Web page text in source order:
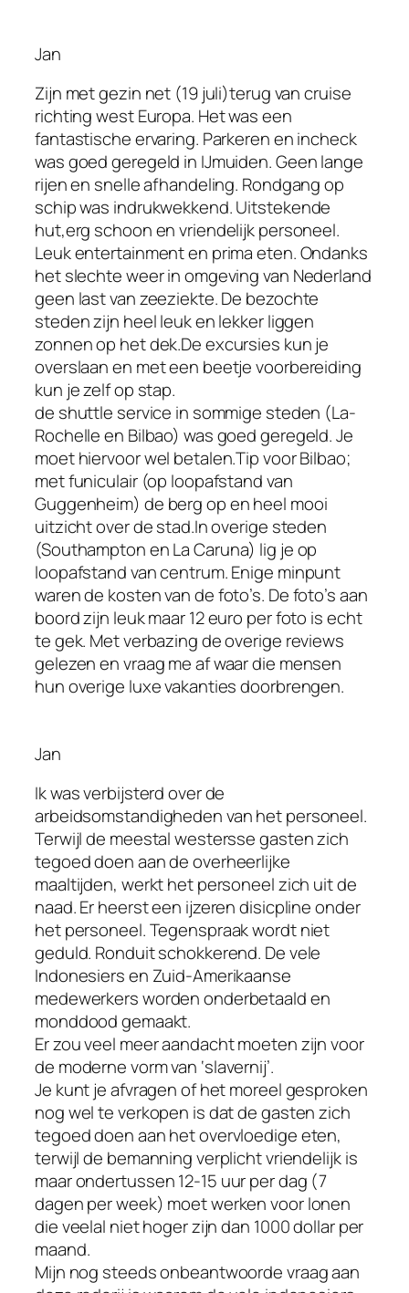
Jan
Zijn met gezin net (19 juli)terug van cruise
richting west Europa. Het was een
fantastische ervaring. Parkeren en incheck
was goed geregeld in IJmuiden. Geen lange
rijen en snelle afhandeling. Rondgang op
schip was indrukwekkend. Uitstekende
hut,erg schoon en vriendelijk personeel.
Leuk entertainment en prima eten. Ondanks
het slechte weer in omgeving van Nederland
geen last van zeeziekte. De bezochte
steden zijn heel leuk en lekker liggen
zonnen op het dek.De excursies kun je
overslaan en met een beetje voorbereiding
kun je zelf op stap.
de shuttle service in sommige steden (La-
Rochelle en Bilbao) was goed geregeld. Je
moet hiervoor wel betalen.Tip voor Bilbao;
met funiculair (op loopafstand van
Guggenheim) de berg op en heel mooi
uitzicht over de stad.In overige steden
(Southampton en La Caruna) lig je op
loopafstand van centrum. Enige minpunt
waren de kosten van de foto’s. De foto’s aan
boord zijn leuk maar 12 euro per foto is echt
te gek. Met verbazing de overige reviews
gelezen en vraag me af waar die mensen
hun overige luxe vakanties doorbrengen.
Jan
Ik was verbijsterd over de
arbeidsomstandigheden van het personeel.
Terwijl de meestal westersse gasten zich
tegoed doen aan de overheerlijke
maaltijden, werkt het personeel zich uit de
naad. Er heerst een ijzeren disicpline onder
het personeel. Tegenspraak wordt niet
geduld. Ronduit schokkerend. De vele
Indonesiers en Zuid-Amerikaanse
medewerkers worden onderbetaald en
monddood gemaakt.
Er zou veel meer aandacht moeten zijn voor
de moderne vorm van ‘slavernij’.
Je kunt je afvragen of het moreel gesproken
nog wel te verkopen is dat de gasten zich
tegoed doen aan het overvloedige eten,
terwijl de bemanning verplicht vriendelijk is
maar ondertussen 12-15 uur per dag (7
dagen per week) moet werken voor lonen
die veelal niet hoger zijn dan 1000 dollar per
maand.
Mijn nog steeds onbeantwoorde vraag aan